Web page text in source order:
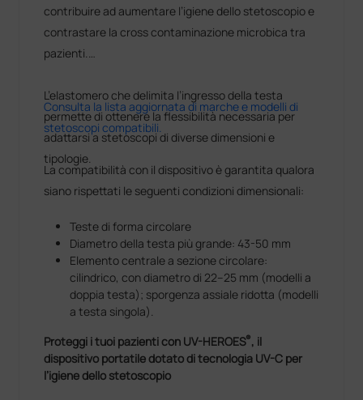
contribuire ad aumentare l’igiene dello stetoscopio e
contrastare la cross contaminazione microbica tra
pazienti.
L’elastomero che delimita l’ingresso della testa
permette di ottenere la flessibilità necessaria per
adattarsi a stetoscopi di diverse dimensioni e
tipologie.
Consulta la lista aggiornata di marche e modelli di
stetoscopi compatibili.
La compatibilità con il dispositivo è garantita qualora
siano rispettati le seguenti condizioni dimensionali:
Teste di forma circolare
Diametro della testa più grande: 43-50 mm
Elemento centrale a sezione circolare:
cilindrico, con diametro di 22–25 mm (modelli a
doppia testa); sporgenza assiale ridotta (modelli
a testa singola).
Proteggi i tuoi pazienti con UV-HEROES®, il
dispositivo portatile dotato di tecnologia UV-C per
l’igiene dello stetoscopio